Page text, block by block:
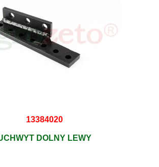
13384020
DOLNY LEWY